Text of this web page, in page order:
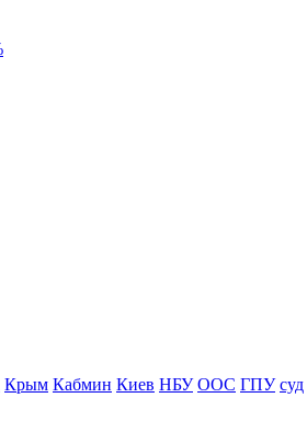
Крым Кабмин Киев НБУ ООС ГПУ суд